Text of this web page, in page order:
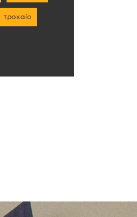
τροχαίο